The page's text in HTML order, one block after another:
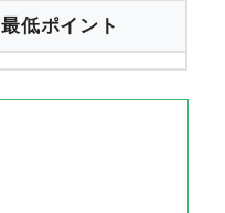
最低ポイント